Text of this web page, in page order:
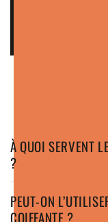
– LA
À QUOI SERVENT
?
PEUT-ON
COIFFANTE ?